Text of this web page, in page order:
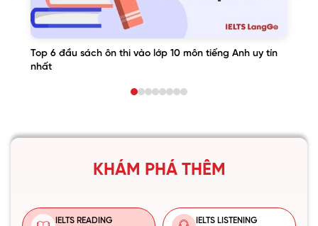
Top 6 đầu sách ôn thi vào lớp 10 môn tiếng Anh uy tín
nhất
KHÁM PHÁ THÊM
IELTS READING IELTS LISTENING